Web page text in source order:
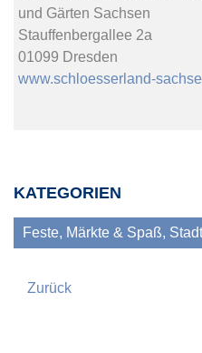
und Gärten Sachsen
Stauffenbergallee 2a
01099 Dresden
www.schloesserland-
KATEGORIEN
Feste, Märkte & Spaß,
Zurück